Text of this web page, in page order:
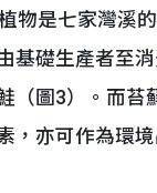
物是七家灣溪
基礎生產者至
（圖3）。而苔
，亦可作為環境